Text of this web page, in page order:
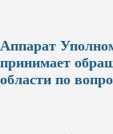
Аппарат
принимает
области по